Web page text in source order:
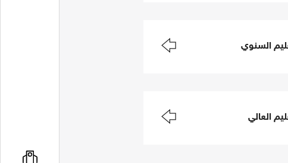
السنوي
العالي